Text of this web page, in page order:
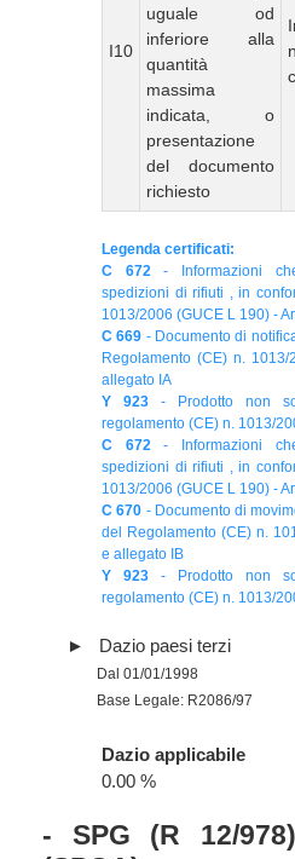
I10
uguale od
inferiore alla
quantità
massima
indicata, o
presentazione
del documento
richiesto
Legenda certificati:
C 672- Informazioni
spedizioni di rifiuti , in
1013/2006 (GUCE L 190) -
C 669 - Documento di
Regolamento (CE) n.
allegato IA
Y 923 - Prodotto non
regolamento (CE) n. 1013/
C 672- Informazioni
spedizioni di rifiuti , in
1013/2006 (GUCE L 190) -
C 670 - Documento di
del Regolamento (CE) n.
e allegato IB
Y 923 - Prodotto non
regolamento (CE) n. 1013/
Dazio paesi terzi
Dal 01/01/1998
Base Legale: R2086/97
Dazio applicabile
0.00 %
- SPG (R 12/